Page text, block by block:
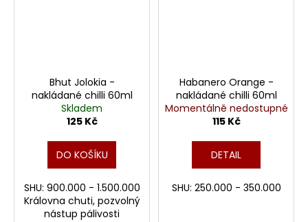
Bhut Jolokia -
nakládané chilli 60ml
Skladem
125 Kč
DO KOŠÍKU
SHU: 900.000 - 1.500.000
Královna chuti, pozvolný
nástup pálivosti
Habanero Orange -
nakládané chilli 60ml
Momentálně nedostupné
115 Kč
DETAIL
SHU: 250.000 - 350.000